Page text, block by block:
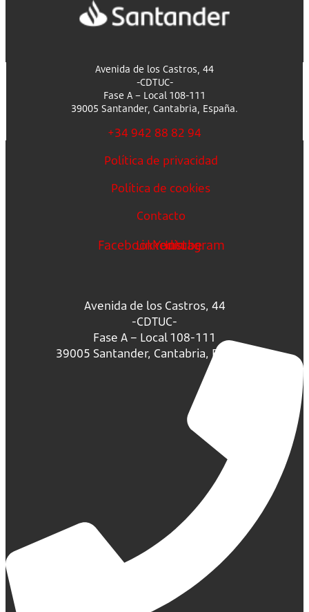
Avenida de los Castros, 44
-CDTUC-
Fase A – Local 108-111
39005 Santander, Cantabria, España.
+34 942 88 82 94
Política de privacidad
Política de cookies
Contacto
FacebookLinkedin
Youtube
Instagram
Avenida de los Castros, 44
-CDTUC-
Fase A – Local 108-111
39005 Santander, Cantabria, España.